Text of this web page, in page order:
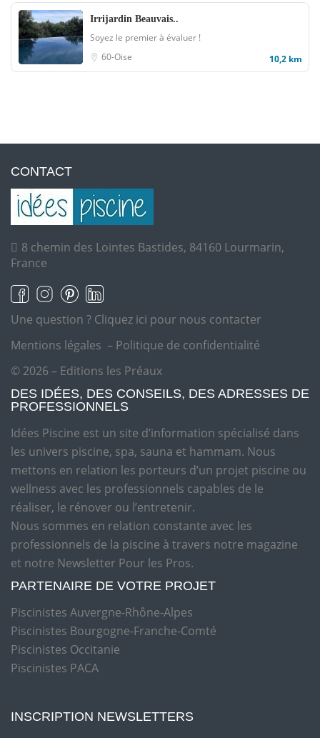
Irrijardin Beauvais..
Soyez le premier à évaluer !
60-Oise
10,2 km
CONTACT
8 chemin des Lointes Bastides, 84160 Lourmarin,
France
Une question ? Cliquez ici pour nous contacter
Mentions légales – Politique de confidentialité
© 2026 – Editions les Préaux
DES IDÉES, DES CONSEILS, DES ADRESSES DE
PROFESSIONNELS
Idées Piscine est un site d’information spécialisé dans
les univers piscine, spa, sauna et hammam. Nous
mettons en relation les porteurs d’un projet piscine ou
wellness avec les professionnels capables de le
réaliser, le rénover ou l’entretenir.
Nous sommes en relation constante avec les
professionnels de la piscine à travers notre magazine
et notre Newsletter Pour les Pros.
PARTENAIRE DE VOTRE PROJET
Piscinistes Auvergne-Rhône-Alpes
Piscinistes Bourgogne-Franche-Comté
Piscinistes Occitanie
Piscinistes PACA
INSCRIPTION NEWSLETTERS